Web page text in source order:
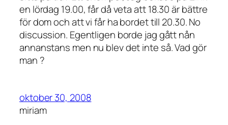
en lördag 19.00, får då veta att 18.30 är bättre
för dom och att vi får ha bordet till 20.30. No
discussion. Egentligen borde jag gått nån
annanstans men nu blev det inte så. Vad gör
man ?
oktober 30, 2008
miriam